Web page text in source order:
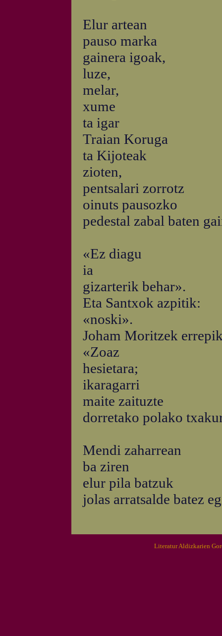
Elur artean
pauso marka
gainera igoak,
luze,
melar,
xume
ta igar
Traian Koruga
ta Kijoteak
zioten,
pentsalari zorrotz
oinuts pausozko
pedestal zabal baten
«Ez diagu
ia
gizarterik behar».
Eta Santxok azpitik:
«noski».
Joham Moritzek
«Zoaz
hesietara;
ikaragarri
maite zaituzte
dorretako polako
Mendi zaharrean
ba ziren
elur pila batzuk
jolas arratsalde batez
Literatur Aldizkarien